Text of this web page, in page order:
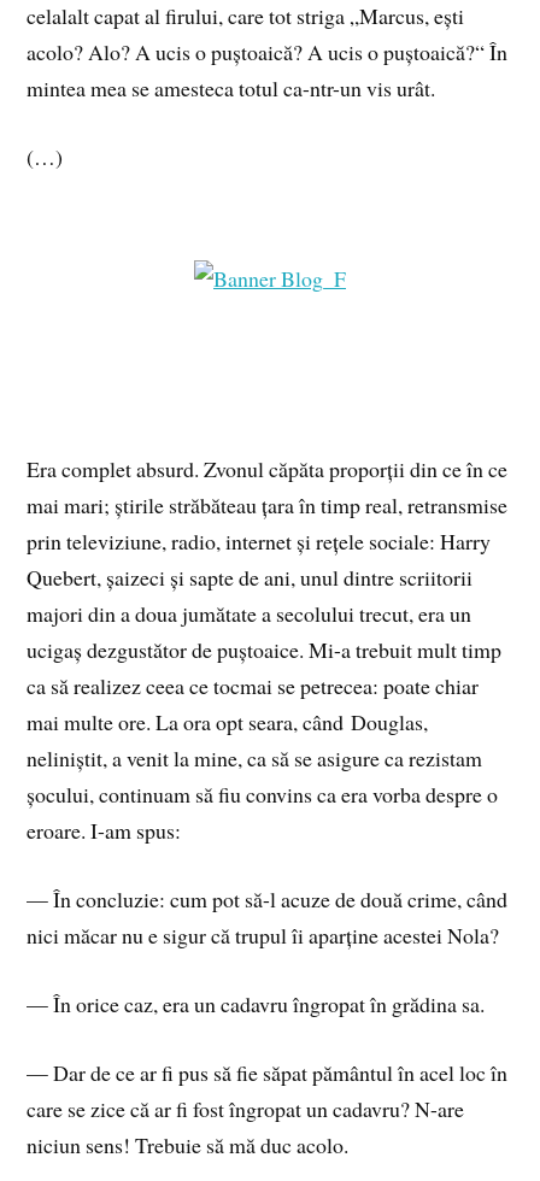
celalalt capat al firului, care tot striga „Marcus, ești
acolo? Alo? A ucis o puștoaică? A ucis o puștoaică?“ În
mintea mea se amesteca totul ca-ntr-un vis urât.
(…)
Era complet absurd. Zvonul căpăta proporții din ce în ce
mai mari; știrile străbăteau țara în timp real, retransmise
prin televiziune, radio, internet și rețele sociale: Harry
Quebert, șaizeci și sapte de ani, unul dintre scriitorii
majori din a doua jumătate a secolului trecut, era un
ucigaș dezgustător de puștoaice. Mi-a trebuit mult timp
ca să realizez ceea ce tocmai se petrecea: poate chiar
mai multe ore. La ora opt seara, când Douglas,
neliniștit, a venit la mine, ca să se asigure ca rezistam
șocului, continuam să fiu convins ca era vorba despre o
eroare. I-am spus:
— În concluzie: cum pot să-l acuze de două crime, când
nici măcar nu e sigur că trupul îi aparține acestei Nola?
— În orice caz, era un cadavru îngropat în grădina sa.
— Dar de ce ar fi pus să fie săpat pământul în acel loc în
care se zice că ar fi fost îngropat un cadavru? N-are
niciun sens! Trebuie să mă duc acolo.